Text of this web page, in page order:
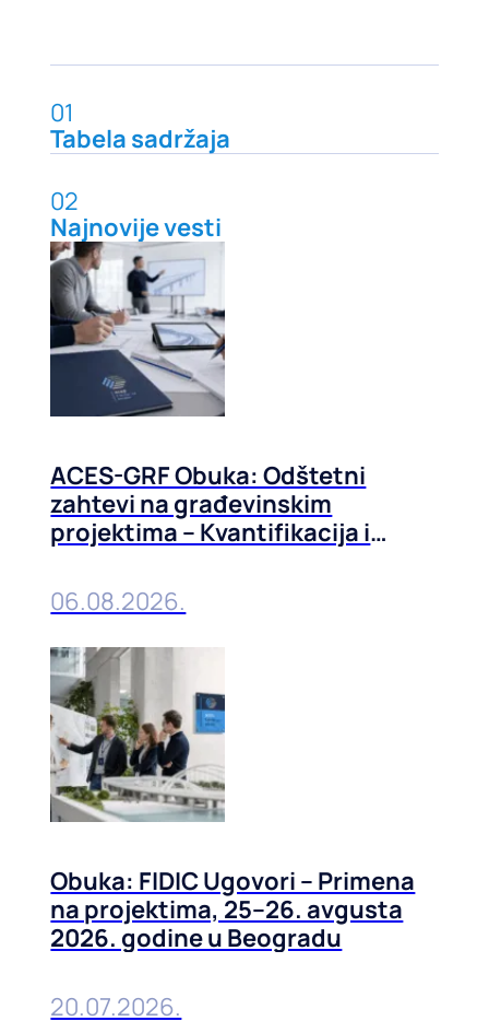
01
Tabela sadržaja
02
Najnovije vesti
ACES-GRF Obuka: Odštetni
zahtevi na građevinskim
projektima – Kvantifikacija i
2026. u Beogradu
06.08.2026.
Obuka: FIDIC Ugovori – Primena
na projektima, 25–26. avgusta
2026. godine u Beogradu
20.07.2026.